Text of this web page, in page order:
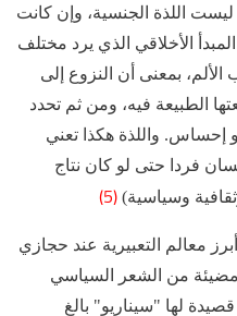
اللذة الجنسية، وإن كانت
المبدأ الأخلاقي الذي يرد مختلف
بمعنى أن النزوع إلى
الطبيعة فيه، ومن ثم تحدد
واللذة هكذا تعني
فردا حتى لو كان نتاج
وسياسية) (5)
معالم التعبيرية عند حجازي
من الشعر السياسي
لها "سيناريو" بالغ